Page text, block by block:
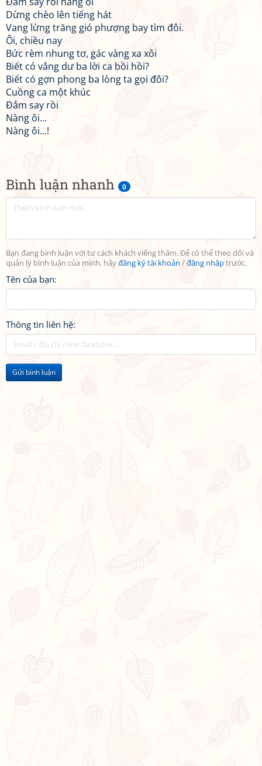
Bình luận nhanh 0
Bạn đang bình luận với tư cách khách viếng thăm. Để có thể theo dõi và
quản lý bình luận của mình, hãyđăng ký tài khoản /đăng nhậptrước.
Tên của bạn:
Thông tin liên hệ:
Gửi bình luận
Dừng chèo lên tiếng hát
Vang lừng trăng gió phượng bay tìm đôi.
Ôi, chiều nay
Bức rèm nhung tơ, gác vàng xa xôi
Biết có vẳng dư ba lời ca bồi hồi?
Biết có gợn phong ba lòng ta gọi đôi?
Cuồng ca một khúc
Đắm say rồi
Nàng ôi...
Nàng ôi...!